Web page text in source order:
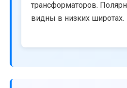
трансформаторов.
видны в низких широтах.